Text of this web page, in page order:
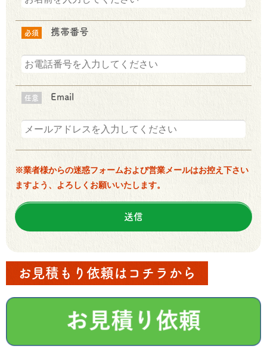
必須 携帯番号
任意 Email
※業者様からの迷惑フォームおよび営業メールはお控え下さい
ますよう、よろしくお願いいたします。
お見積もり依頼はコチラから